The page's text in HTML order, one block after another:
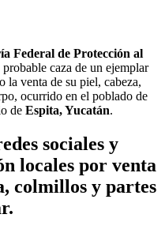
Federal de Protección al
caza de un ejemplar
la venta de su piel, cabeza,
ocurrido en el poblado de
de Espita, Yucatán.
sociales y
locales por venta
colmillos y partes